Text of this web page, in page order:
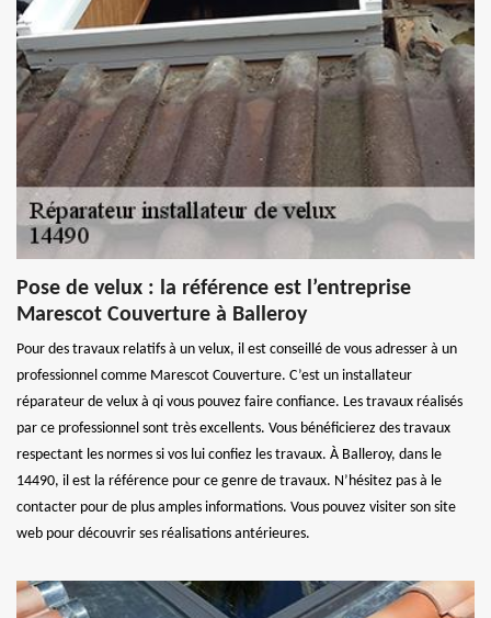
Pose de velux : la référence est l’entreprise
Marescot Couverture à Balleroy
Pour des travaux relatifs à un velux, il est conseillé de vous adresser à un
professionnel comme Marescot Couverture. C’est un installateur
réparateur de velux à qi vous pouvez faire confiance. Les travaux réalisés
par ce professionnel sont très excellents. Vous bénéficierez des travaux
respectant les normes si vos lui confiez les travaux. À Balleroy, dans le
14490, il est la référence pour ce genre de travaux. N’hésitez pas à le
contacter pour de plus amples informations. Vous pouvez visiter son site
web pour découvrir ses réalisations antérieures.